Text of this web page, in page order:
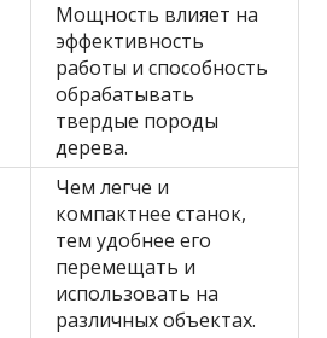
Мощность влияет на
эффективность
работы и способность
обрабатывать
твердые породы
дерева.
Чем легче и
компактнее станок,
тем удобнее его
перемещать и
использовать на
различных объектах.